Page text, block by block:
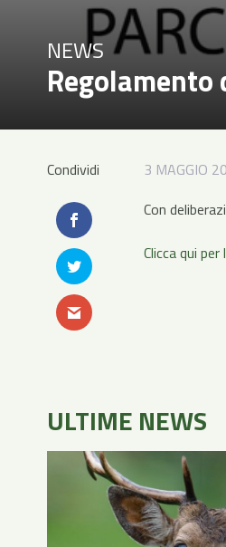
NEWS
Regolamento
Condividi
3 MAGGIO
Con
Clicca qui
ULTIME NEWS